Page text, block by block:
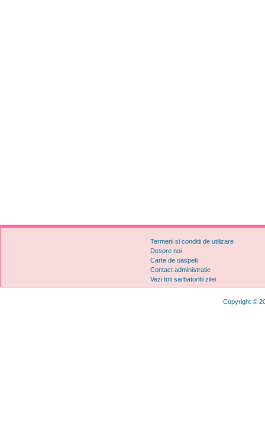
Termeni si conditii de utilizare
Despre noi
Carte de oaspeti
Contact administratie
Vezi toti sarbatoritii zilei
Copyright ©